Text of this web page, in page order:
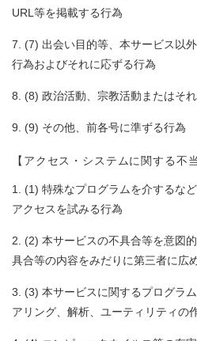
URL等を掲載する行為
(7) 出会い目的等、本サービス以
行為およびそれに応ずる行為
(8) 政治活動、宗教活動またはそ
(9) その他、前各号に準ずる行為
【アクセス・システムに関する不
(1) 特殊なプログラムを介するな
アクセスを試みる行為
(2) 本サービスの不具合等を意図
具合等の内容をみだりに第三者に広
(3) 本サービスに関するプログラ
アリング、解析、ユーティリティの